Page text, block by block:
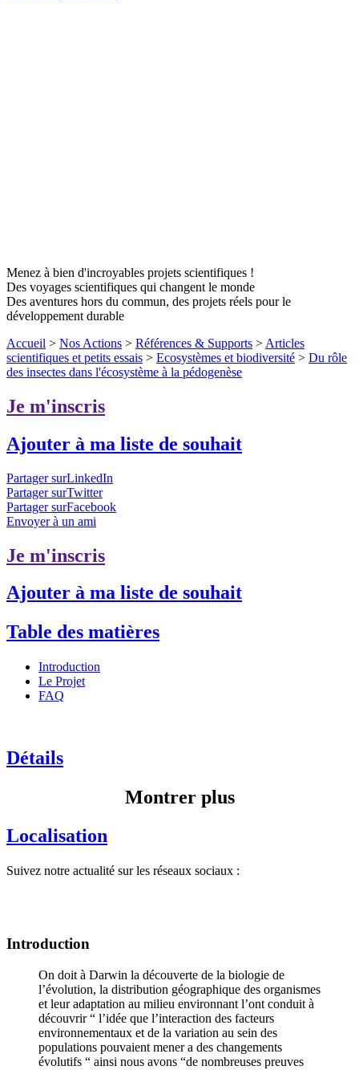
Menez à bien d'incroyables projets scientifiques !
Des voyages scientifiques qui changent le monde
Des aventures hors du commun, des projets réels pour le
développement durable
Accueil > Nos Actions > Références & Supports > Articles
scientifiques et petits essais > Ecosystèmes et biodiversité > Du rôle
des insectes dans l'écosystème à la pédogenèse
Je m'inscris
Ajouter à ma liste de souhait
Partager surLinkedIn
Partager surTwitter
Partager surFacebook
Envoyer à un ami
Je m'inscris
Ajouter à ma liste de souhait
Table des matières
Introduction
Le Projet
FAQ
Détails
Montrer plus
Localisation
Suivez notre actualité sur les réseaux sociaux :
Introduction
On doit à Darwin la découverte de la biologie de
l’évolution, la distribution géographique des organismes
et leur adaptation au milieu environnant l’ont conduit à
découvrir “ l’idée que l’interaction des facteurs
environnementaux et de la variation au sein des
populations pouvaient mener a des changements
évolutifs “ ainsi nous avons “de nombreuses preuves